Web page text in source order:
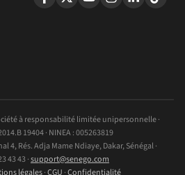
à responsabilité limitée unipersonnelle ·
19404 · NINEA : 005263819
4, Rés. Adja Mame Ndiaye, Dakar, Sénégal ·
43 43 ·support@senego.com
légales·CGU ·Confidentialité